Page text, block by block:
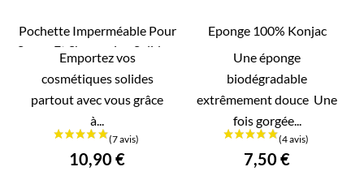
APERÇU RAPIDE
Pochette Imperméable Pour
Savon Et Shampoing Solide –
Idéale...
Emportez vos
cosmétiques solides
partout avec vous grâce
à...
10,90 €
APERÇU RAPIDE
Eponge 100% Konjac
Une éponge
biodégradable
extrêmement douce Une
fois gorgée...
7,50 €